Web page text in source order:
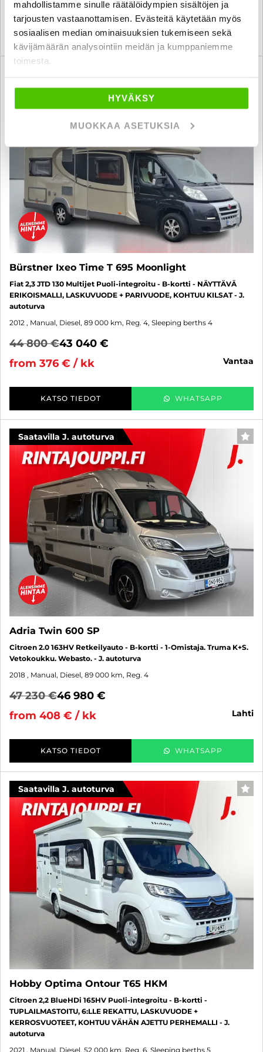
mahdollistamme sinulle räätälöidympien sisältöjen ja
tarjousten vastaanottamisen. Evästeitä käytetään myös
sosiaalisen median ominaisuuksien tukemiseen sekä
kävijämäärän analysointiin meidän ja kumppaniemme
toimesta.
HYVÄKSY
MUOKKAA ASETUKSIA
KATSO TIEDOT WHATSAPP
Bürstner Ixeo Time T 695 Moonlight
Fiat 2,3 JTD 130 Multijet Puoli-integroitu - B-kortti - NÄYTTÄVÄ
ERIKOISMALLI, LASKUVUODE + PARIVUODE, KOHTUU KILSAT - J.
autoturva
2012 , Manual, Diesel, 89 000 km, Reg. 4, Sleeping berths 4
44 800 €43 040 €
from 376 € / kk
vantaa
KATSO TIEDOT WHATSAPP
Saatavilla J. autoturva
Adria Twin 600 SP
Citroen 2.0 163HV Retkeilyauto - B-kortti - 1-Omistaja. Truma K+S.
Vetokoukku. Webasto. - J. autoturva
2018 , Manual, Diesel, 89 000 km, Reg. 4
47 230 €46 980 €
from 408 € / kk
lahti
KATSO TIEDOT WHATSAPP
Saatavilla J. autoturva
Hobby Optima Ontour T65 HKM
Citroen 2,2 BlueHDi 165HV Puoli-integroitu - B-kortti -
TUPLAILMASTOITU, 6:LLE REKATTU, LASKUVUODE +
KERROSVUOTEET, KOHTUU VÄHÄN AJETTU PERHEMALLI - J.
autoturva
2021 , Manual, Diesel, 52 000 km, Reg. 6, Sleeping berths 5